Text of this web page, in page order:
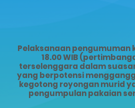
Pelaksanaan pengumuman
18.00 WIB
terselenggara dalam
yang berpotensi
kegotong royongan murid
pengumpulan pakaian